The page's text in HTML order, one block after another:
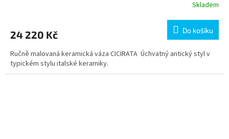
Skladem
24 220 Kč Do košíku
Ručně malovaná keramická váza CICIRATA Úchvatný antický styl v
typickém stylu italské keramiky.